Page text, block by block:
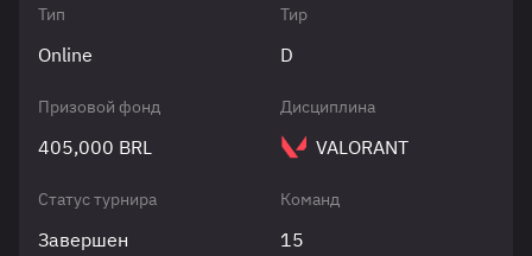
Тип
Online
Тир
D
Призовой фонд
405,000 BRL
Дисциплина
VALORANT
Статус турнира
Завершен
Команд
15